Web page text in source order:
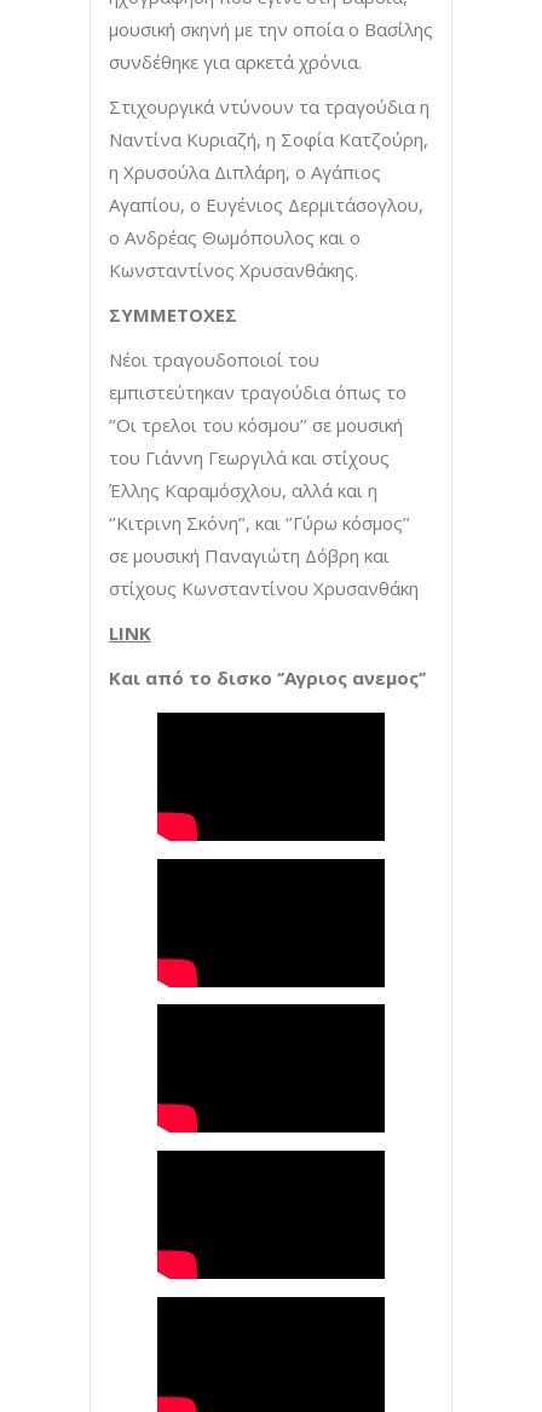
μουσική σκηνή με την οποία ο Βασίλης
συνδέθηκε για αρκετά χρόνια.
Στιχουργικά ντύνουν τα τραγούδια η
Ναντίνα Κυριαζή, η Σοφία Κατζούρη,
η Χρυσούλα Διπλάρη, ο Αγάπιος
Αγαπίου, ο Ευγένιος Δερμιτάσογλου,
ο Ανδρέας Θωμόπουλος και ο
Κωνσταντίνος Χρυσανθάκης.
ΣΥΜΜΕΤΟΧΕΣ
Νέοι τραγουδοποιοί του
εμπιστεύτηκαν τραγούδια όπως το
‘’Οι τρελοι του κόσμου’’ σε μουσική
του Γιάννη Γεωργιλά και στίχους
Έλλης Καραμόσχλου, αλλά και η
‘’Κιτρινη Σκόνη’’, και ‘’Γύρω κόσμος’’
σε μουσική Παναγιώτη Δόβρη και
στίχους Κωνσταντίνου Χρυσανθάκη
LINK
Και από το δισκο ‘’Αγριος ανεμος’’